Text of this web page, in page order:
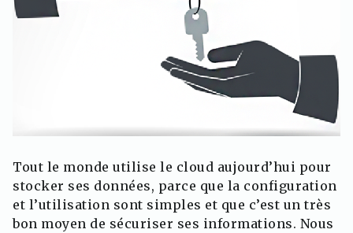
Tout le monde utilise le cloud aujourd’hui pour
stocker ses données, parce que la configuration
et l’utilisation sont simples et que c’est un très
bon moyen de sécuriser ses informations. Nous